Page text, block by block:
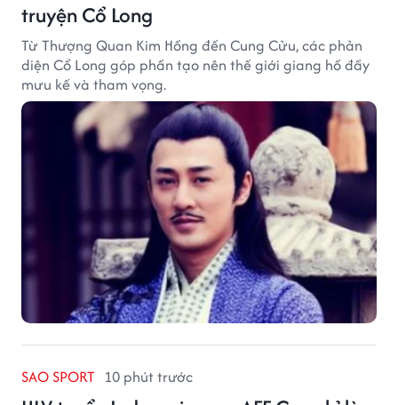
truyện Cổ Long
Từ Thượng Quan Kim Hồng đến Cung Cửu, các phản
diện Cổ Long góp phần tạo nên thế giới giang hồ đầy
mưu kế và tham vọng.
SAO SPORT 10 phút trước